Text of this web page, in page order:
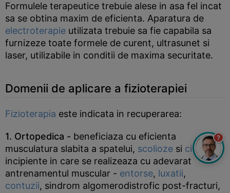
Formulele terapeutice trebuie alese in asa fel incat
sa se obtina maxim de eficienta. Aparatura de
electroterapie utilizata trebuie sa fie capabila sa
furnizeze toate formele de curent, ultrasunet si
laser, utilizabile in conditii de maxima securitate.
Domenii de aplicare a fizioterapiei
Fizioterapia este indicata in recuperarea:
1. Ortopedica - beneficiaza cu eficienta
musculatura slabita a spatelui, scolioze si cifoze
incipiente in care se realizeaza cu adevarat
antrenamentul muscular - entorse, luxatii,
contuzii, sindrom algomerodistrofic post-fracturi,
?